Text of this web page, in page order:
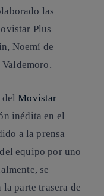
las
Plus
Noemí de
delMovistar
inédita en el
a la prensa
equipo por uno
se
parte trasera de